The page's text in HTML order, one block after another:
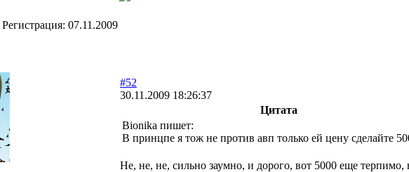
Регистрация: 07.11.2009
#52
30.11.2009 18:26:37
Цитата
Bionika пишет:
В принцпе я тож не против авп только ей цену сделайте
Не, не, не, сильно заумно, и дорого, вот 5000 еще